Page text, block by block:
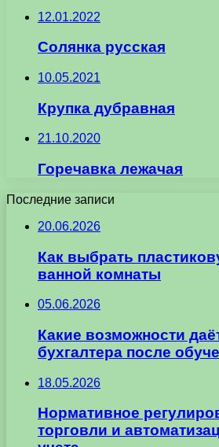
12.01.2022
Солянка русская
10.05.2021
Крупка дубравная
21.10.2020
Горечавка лежачая
Последние записи
20.06.2026
Как выбрать
ванной комнаты
05.06.2026
Какие возможности
бухгалтера после
18.05.2026
Нормативное
торговли и